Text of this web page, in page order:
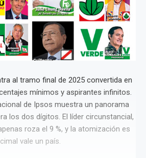
al tramo final de 2025 convertida en
mínimos y aspirantes infinitos.
de Ipsos muestra un panorama
los dos dígitos. El líder circunstancial,
roza el 9 %, y la atomización es
vale un país.